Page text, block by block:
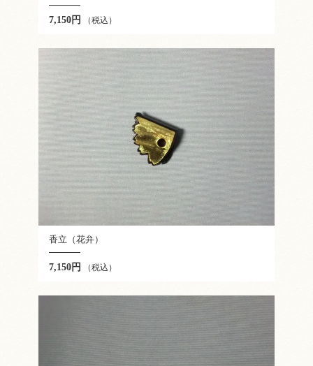
7,150円 （税込）
香立（花弁）
7,150円 （税込）